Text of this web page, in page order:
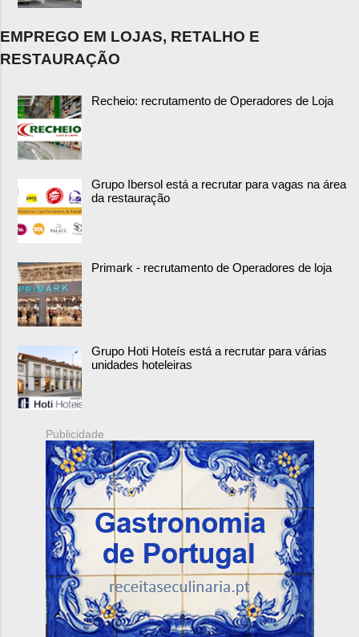
EMPREGO EM LOJAS, RETALHO E
RESTAURAÇÃO
Recheio: recrutamento de Operadores de Loja
Grupo Ibersol está a recrutar para vagas na área
da restauração
Primark - recrutamento de Operadores de loja
Grupo Hoti Hoteís está a recrutar para várias
unidades hoteleiras
Publicidade